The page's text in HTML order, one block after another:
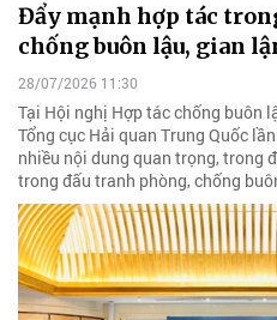
Đẩy mạnh hợp tác
chống buôn lậu, gian
28/07/2026 11:30
Tại Hội nghị Hợp tác chống buôn
Tổng cục Hải quan Trung Quốc
nhiều nội dung quan trọng, trong
trong đấu tranh phòng, chống